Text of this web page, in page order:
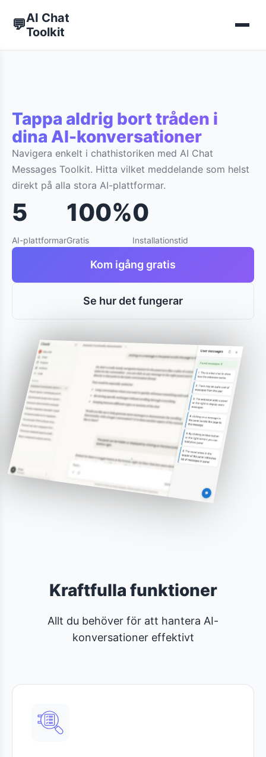
💬AI Chat
Toolkit
Tappa aldrig bort tråden i
dina AI-konversationer
Navigera enkelt i chathistoriken med AI Chat
Messages Toolkit. Hitta vilket meddelande som helst
direkt på alla stora AI-plattformar.
5
AI-plattformar
100%
Gratis
0
Installationstid
Kom igång gratis
Se hur det fungerar
Kraftfulla funktioner
Allt du behöver för att hantera AI-
konversationer effektivt